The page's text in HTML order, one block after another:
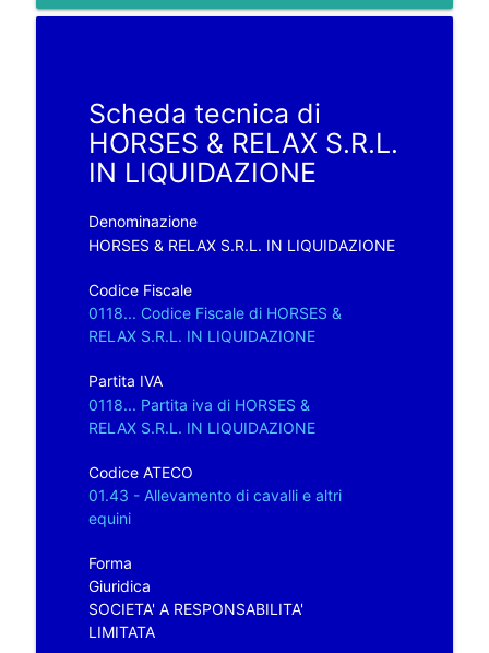
Scheda tecnica di
HORSES & RELAX S.R.L.
IN LIQUIDAZIONE
Denominazione
HORSES & RELAX S.R.L. IN LIQUIDAZIONE
Codice Fiscale
0118... Codice Fiscale di HORSES &
RELAX S.R.L. IN LIQUIDAZIONE
Partita IVA
0118... Partita iva di HORSES &
RELAX S.R.L. IN LIQUIDAZIONE
Codice ATECO
01.43 - Allevamento di cavalli e altri
equini
Forma
Giuridica
SOCIETA' A RESPONSABILITA'
LIMITATA